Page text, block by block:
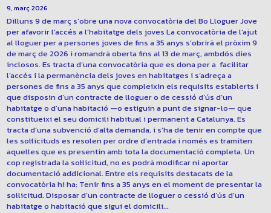
9, març 2026
Dilluns 9 de març s’obre una nova convocatòria del Bo Lloguer Jove
per afavorir l’accés a l’habitatge dels joves La convocatòria de l’ajut
al lloguer per a persones joves de fins a 35 anys s’obrirà el pròxim 9
de març de 2026 i romandrà oberta fins al 13 de març, ambdós dies
inclosos. Es tracta d’una convocatòria que es dona per a facilitar
l’accés i la permanència dels joves en habitatges i s’adreça a
persones de fins a 35 anys que compleixin els requisits establerts i
que disposin d’un contracte de lloguer o de cessió d’ús d’un
habitatge o d’una habitació —o estiguin a punt de signar-lo— que
constitueixi el seu domicili habitual i permanent a Catalunya. Es
tracta d’una subvenció d’alta demanda, i s’ha de tenir en compte que
les sol·licituds es resolen per ordre d’entrada i només es tramiten
aquelles que es presentin amb tota la documentació completa. Un
cop registrada la sol·licitud, no es podrà modificar ni aportar
documentació addicional. Entre els requisits destacats de la
convocatòria hi ha: Tenir fins a 35 anys en el moment de presentar la
sol·licitud. Disposar d’un contracte de lloguer o cessió d’ús d’un
habitatge o habitació que sigui el domicili...